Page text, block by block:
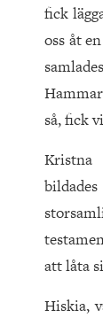
fick
oss åt
så, fick
att låta
Hiskia,